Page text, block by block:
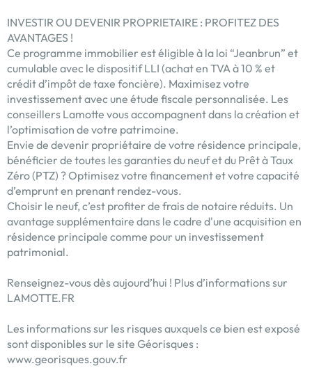
INVESTIR OU DEVENIR PROPRIETAIRE : PROFITEZ DES
AVANTAGES !
Ce programme immobilier est éligible à la loi “Jeanbrun” et
cumulable avec le dispositif LLI (achat en TVA à 10 % et
crédit d’impôt de taxe foncière). Maximisez votre
investissement avec une étude fiscale personnalisée. Les
conseillers Lamotte vous accompagnent dans la création et
l’optimisation de votre patrimoine.
Envie de devenir propriétaire de votre résidence principale,
bénéficier de toutes les garanties du neuf et du Prêt à Taux
Zéro (PTZ) ? Optimisez votre financement et votre capacité
d’emprunt en prenant rendez-vous.
Choisir le neuf, c’est profiter de frais de notaire réduits. Un
avantage supplémentaire dans le cadre d'une acquisition en
résidence principale comme pour un investissement
patrimonial.
Renseignez-vous dès aujourd’hui ! Plus d’informations sur
LAMOTTE.FR
Les informations sur les risques auxquels ce bien est exposé
sont disponibles sur le site Géorisques :
www.georisques.gouv.fr